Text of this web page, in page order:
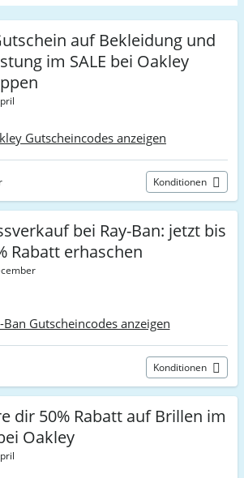
auf Bekleidung und
im SALE bei Oakley
Gutscheincodes anzeigen
Konditionen
bei Ray-Ban: jetzt bis
Rabatt erhaschen
Ban Gutscheincodes anzeigen
Konditionen
dir 50% Rabatt auf Brillen im
Oakley